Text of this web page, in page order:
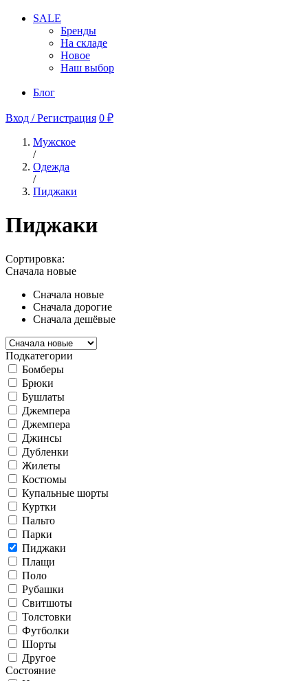
SALE
Бренды
На складе
Новое
Наш выбор
Блог
Вход / Регистрация 0 ₽
Мужское
/
Одежда
/
Пиджаки
Пиджаки
Сортировка:
Сначала новые
Сначала новые
Сначала дорогие
Сначала дешёвые
Подкатегории
Бомберы
Брюки
Бушлаты
Джемпера
Джемпера
Джинсы
Дубленки
Жилеты
Костюмы
Купальные шорты
Куртки
Пальто
Парки
Пиджаки
Плащи
Поло
Рубашки
Свитшоты
Толстовки
Футболки
Шорты
Другое
Состояние